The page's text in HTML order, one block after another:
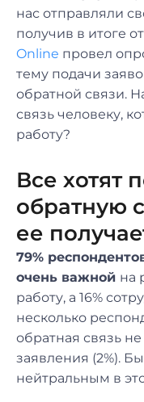
нас отправляли
получив в итоге
Online провел
тему подачи
обратной связи.
связь человеку,
работу?
Все хотят
обратную
ее
79%
очень важной на
работу, а 16%
несколько
обратная связь
заявления (2%).
нейтральным в